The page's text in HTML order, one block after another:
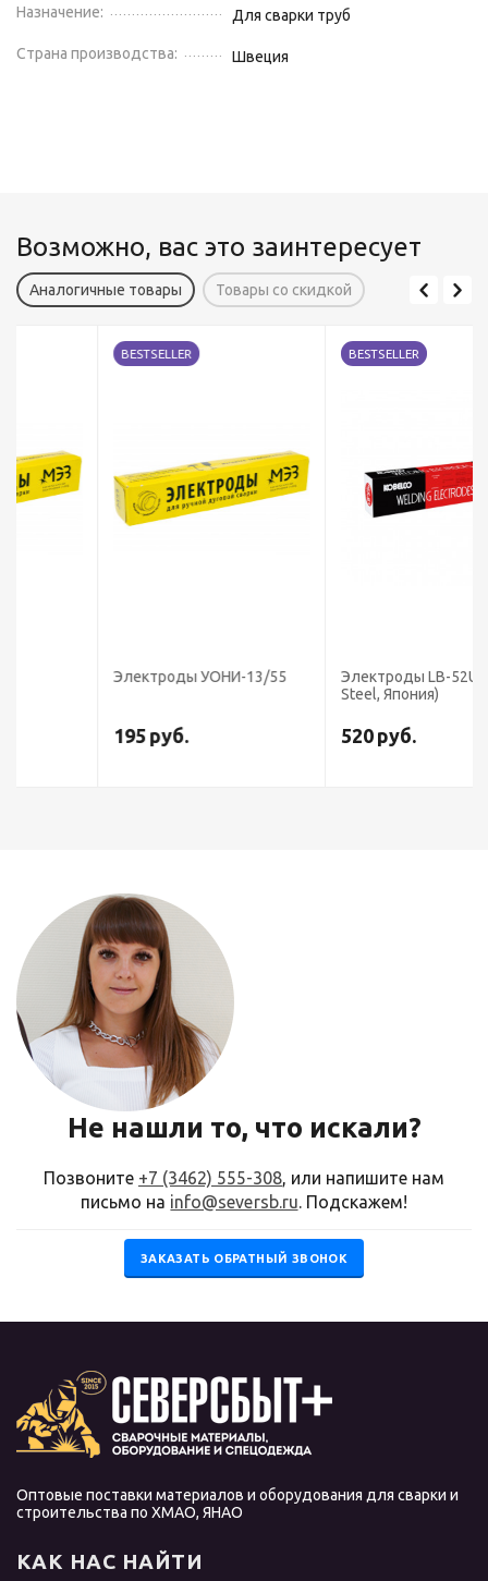
Назначение: Для сварки труб
Страна производства: Швеция
Возможно, вас это заинтересует
Аналогичные товары Товары со скидкой
BESTSELLER
Электроды УОНИ-13/55
BESTSELLER
Электроды LB-52U (Kobe
Steel, Япония)
Не нашли то, что искали?
Позвоните +7 (3462) 555-308, или напишите нам
письмо на info@seversb.ru. Подскажем!
ЗАКАЗАТЬ ОБРАТНЫЙ ЗВОНОК
Оптовые поставки материалов и оборудования для сварки и
строительства по ХМАО, ЯНАО
КАК НАС НАЙТИ